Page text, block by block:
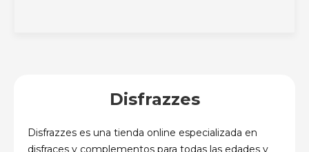
Disfrazzes
Disfrazzes es una tienda online especializada en